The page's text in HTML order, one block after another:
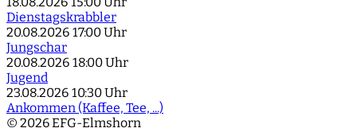
Dienstagskrabbler
20.08.2026 17:00 Uhr
Jungschar
20.08.2026 18:00 Uhr
Jugend
23.08.2026 10:30 Uhr
Ankommen (Kaffee, Tee, ...)
© 2026 EFG-Elmshorn